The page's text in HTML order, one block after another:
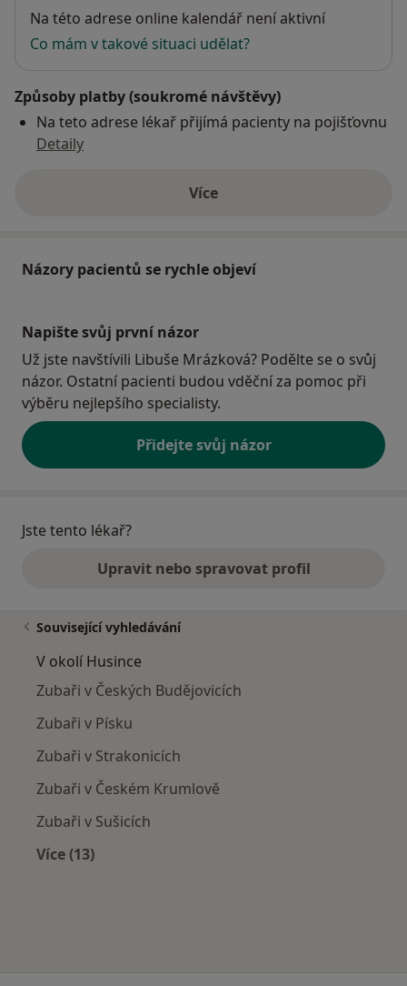
Dostupnost
Na této adrese online kalendář není aktivní
Co mám v takové situaci udělat?
Způsoby platby (soukromé návštěvy)
Na teto adrese lékař přijímá pacienty na pojišťovnu
Detaily
Víceo adrese
Názory pacientů se rychle objeví
Napište svůj první názor
Už jste navštívili Libuše Mrázková? Podělte se o svůj
názor. Ostatní pacienti budou vděční za pomoc při
výběru nejlepšího specialisty.
Přidejte svůj názor
Jste tento lékař?
Upravit nebo spravovat profil
Související vyhledávání
V okolí Husince
Zubaři v Českých Budějovicích
Zubaři v Písku
Zubaři v Strakonicích
Zubaři v Českém Krumlově
Zubaři v Sušicích
Více (13)